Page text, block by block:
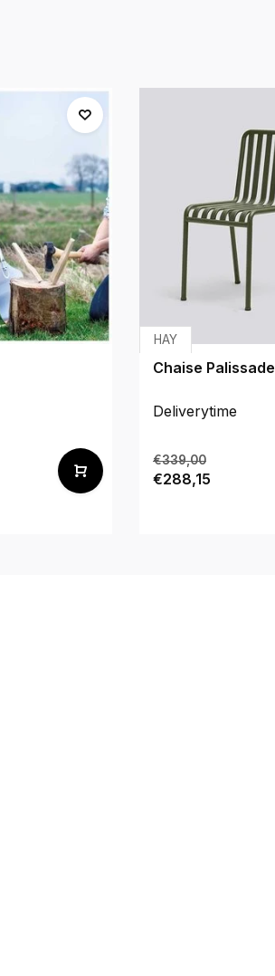
HAY
Chaise Palissade
Deliverytime
€339,00
€288,15